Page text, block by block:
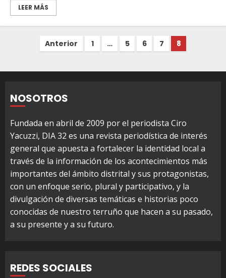
LEER MÁS
Paginación
entradas
Anterior 1 … 5 6 7 8
NOSOTROS
Fundada en abril de 2009 por el periodista Ciro
Yacuzzi, DIA 32 es una revista periodística de interés
general que apuesta a fortalecer la identidad local a
través de la información de los acontecimientos más
importantes del ámbito distrital y sus protagonistas,
con un enfoque serio, plural y participativo, y la
divulgación de diversas temáticas e historias poco
conocidas de nuestro terruño que hacen a su pasado,
a su presente y a su futuro.
REDES SOCIALES